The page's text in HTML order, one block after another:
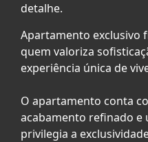
detalhe.
Apartamento exclusivo
quem valoriza
experiência única de
O apartamento conta
acabamento refinado
privilegia a